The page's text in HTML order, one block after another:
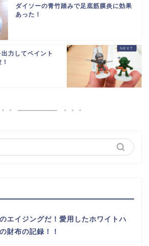
ダイソーの青竹踏みで足底筋膜炎に効果
あった！
力してペイント
エイジングだ！愛用したホワイトハ
財布の記録！！